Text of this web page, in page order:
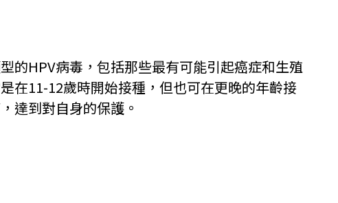
的HPV病毒，包括那些最有可能引起癌症和生殖
在11-12歲時開始接種，但也可在更晚的年齡接
達到對自身的保護。